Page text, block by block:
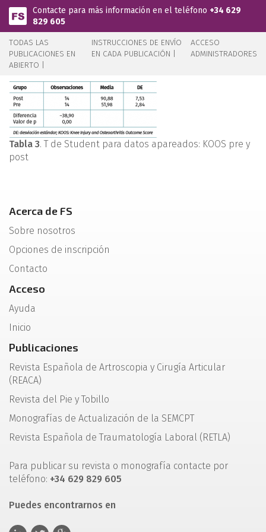
Pasar al contenido principal
Contacte para más información en el teléfono +34 629
829 605
TODAS LAS
PUBLICACIONES EN
ABIERTO |
INSTRUCCIONES DE ENVÍO
EN CADA PUBLICACIÓN |
ACCESO
ADMINISTRADORES
Tabla 3. T de Student para datos apareados: KOOS pre y
post
Acerca de FS
Sobre nosotros
Opciones de inscripción
Contacto
Acceso
Ayuda
Inicio
Publicaciones
Revista Española de Artroscopia y Cirugía Articular
(REACA)
Revista del Pie y Tobillo
Monografías de Actualización de la SEMCPT
Revista Española de Traumatología Laboral (RETLA)
Para publicar su revista o monografía contacte por
teléfono: +34 629 829 605
Puedes encontrarnos en